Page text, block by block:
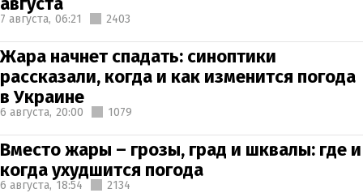
7 августа, 06:21 2403
Жара начнет спадать: синоптики
рассказали, когда и как изменится погода
в Украине
6 августа, 20:00 1079
Вместо жары – грозы, град и шквалы: где и
когда ухудшится погода
6 августа, 18:54 2134